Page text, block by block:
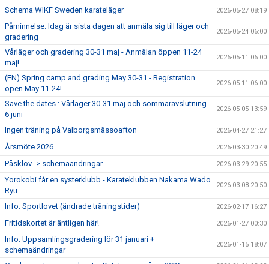
Schema WIKF Sweden karateläger 2026-05-27 08:19
Påminnelse: Idag är sista dagen att anmäla sig till läger och
gradering
2026-05-24 06:00
Vårläger och gradering 30-31 maj - Anmälan öppen 11-24
maj!
2026-05-11 06:00
(EN) Spring camp and grading May 30-31 - Registration
open May 11-24!
2026-05-11 06:00
Save the dates : Vårläger 30-31 maj och sommaravslutning
6 juni
2026-05-05 13:59
Ingen träning på Valborgsmässoafton 2026-04-27 21:27
Årsmöte 2026 2026-03-30 20:49
Påsklov -> schemaändringar 2026-03-29 20:55
Yorokobi får en systerklubb - Karateklubben Nakama Wado
Ryu
2026-03-08 20:50
Info: Sportlovet (ändrade träningstider) 2026-02-17 16:27
Fritidskortet är äntligen här! 2026-01-27 00:30
Info: Uppsamlingsgradering lör 31 januari +
schemaändringar
2026-01-15 18:07